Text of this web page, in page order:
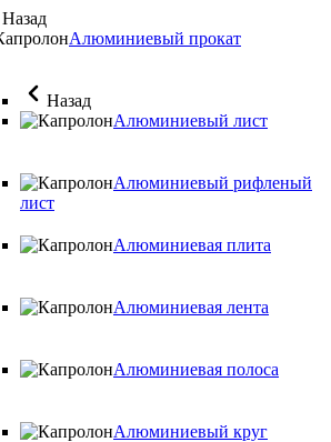
Назад
Алюминиевый прокат
Назад
Алюминиевый лист
Алюминиевый рифленый
лист
Алюминиевая плита
Алюминиевая лента
Алюминиевая полоса
Алюминиевый круг